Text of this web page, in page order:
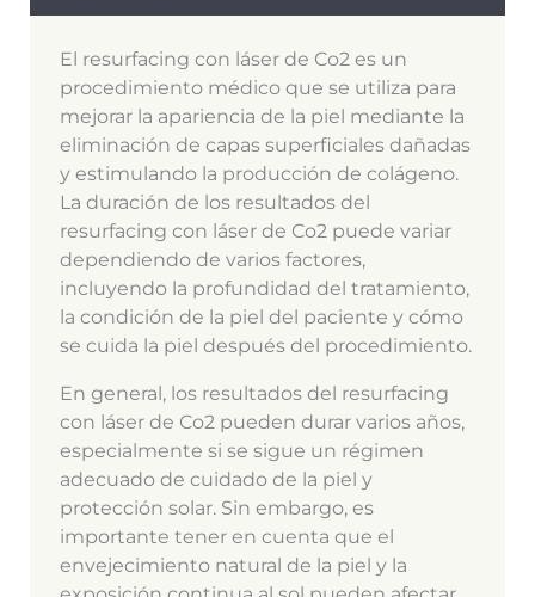
El resurfacing con láser de Co2 es un
procedimiento médico que se utiliza para
mejorar la apariencia de la piel mediante la
eliminación de capas superficiales dañadas
y estimulando la producción de colágeno.
La duración de los resultados del
resurfacing con láser de Co2 puede variar
dependiendo de varios factores,
incluyendo la profundidad del tratamiento,
la condición de la piel del paciente y cómo
se cuida la piel después del procedimiento.
En general, los resultados del resurfacing
con láser de Co2 pueden durar varios años,
especialmente si se sigue un régimen
adecuado de cuidado de la piel y
protección solar. Sin embargo, es
importante tener en cuenta que el
envejecimiento natural de la piel y la